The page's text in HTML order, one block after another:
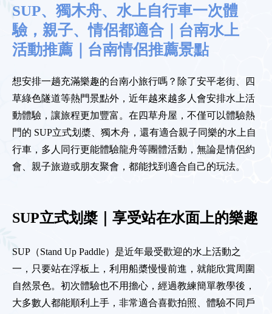
SUP、獨木舟、水上自行車一次體
驗，親子、情侶都適合｜台南水上
活動推薦｜台南情侶推薦景點
想安排一趟充滿樂趣的台南小旅行嗎？除了安平老街、四
草綠色隧道等熱門景點外，近年越來越多人會安排水上活
動體驗，讓旅程更加豐富。在四草舟屋，不僅可以體驗熱
門的 SUP立式划槳、獨木舟，還有適合親子同樂的水上自
行車，多人同行更能體驗龍舟等團體活動，無論是情侶約
會、親子旅遊或朋友聚會，都能找到適合自己的玩法。
SUP立式划槳｜享受站在水面上的樂趣
SUP（Stand Up Paddle）是近年最受歡迎的水上活動之
一，只要站在浮板上，利用船槳慢慢前進，就能欣賞周圍
自然景色。初次體驗也不用擔心，經過教練簡單教學後，
大多數人都能順利上手，非常適合喜歡拍照、體驗不同戶